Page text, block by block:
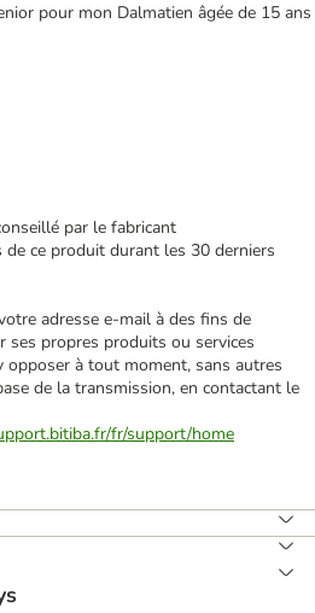
pour mon Dalmatien âgée de 15 ans
par le fabricant
ce produit durant les 30 derniers
adresse e‑mail à des fins de
ses propres produits ou services
opposer à tout moment, sans autres
de la transmission, en contactant le
fr/support/home